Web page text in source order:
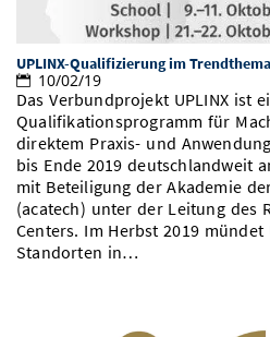
UPLINX-Qualifizierung im
10/02/19
Das Verbundprojekt UPLINX ist
Qualifikationsprogramm für
direktem Praxis- und
bis Ende 2019 deutschlandweit
mit Beteiligung der Akademie
(acatech) unter der Leitung des
Centers. Im Herbst 2019 mündet
Standorten in…